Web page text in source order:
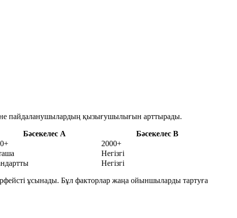
пайдаланушылардың қызығушылығын арттырады.
Бәсекелес A
Бәсекелес B
2000+
Негізгі
Негізгі
ұсынады. Бұл факторлар жаңа ойыншыларды тартуға